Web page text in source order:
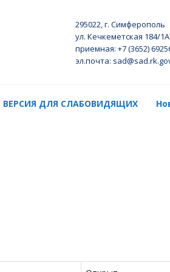
295022, г. Симферополь
ул. Кечкеметская 184/1А
приемная: +7 (3652)
эл.почта:
ВЕРСИЯ ДЛЯ СЛАБОВИДЯЩИХ